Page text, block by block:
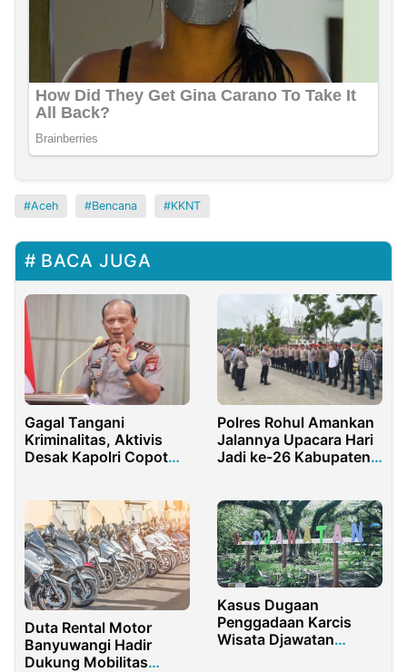
Aceh Bencana KKNT
BACA JUGA
Gagal Tangani
Kriminalitas, Aktivis
Desak Kapolri Copot
Polres Rohul Amankan
Jalannya Upacara Hari
Jadi ke-26 Kabupaten
Duta Rental Motor
Banyuwangi Hadir
Dukung Mobilitas
Kasus Dugaan
Penggadaan Karcis
Wisata Djawatan